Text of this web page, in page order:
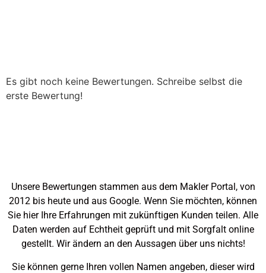
Es gibt noch keine Bewertungen. Schreibe selbst die
erste Bewertung!
Unsere Bewertungen stammen aus dem Makler Portal, von
2012 bis heute und aus Google. Wenn Sie möchten, können
Sie hier Ihre Erfahrungen mit zukünftigen Kunden teilen. Alle
Daten werden auf Echtheit geprüft und mit Sorgfalt online
gestellt. Wir ändern an den Aussagen über uns nichts!
Sie können gerne Ihren vollen Namen angeben, dieser wird